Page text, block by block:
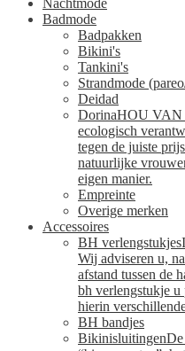
Nachtmode
Badmode
Badpakken
Bikini's
Tankini's
Strandmode
Deidad
DorinaHOU VAN
ecologisch
tegen de juiste
natuurlijke
eigen manier.
Empreinte
Overige merken
Accessoires
BH verlengstukjes
Wij adviseren u,
afstand tussen de
bh verlengstukje u
hierin
BH bandjes
BikinisluitingenDe